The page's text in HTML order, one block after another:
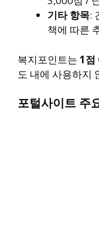
기타 항목:
책에 따른
복지포인트는 1점
도 내에 사용하지
포털사이트 주